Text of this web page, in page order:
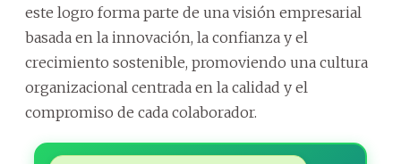
este logro forma parte de una visión empresarial
basada en la innovación, la confianza y el
crecimiento sostenible, promoviendo una cultura
organizacional centrada en la calidad y el
compromiso de cada colaborador.